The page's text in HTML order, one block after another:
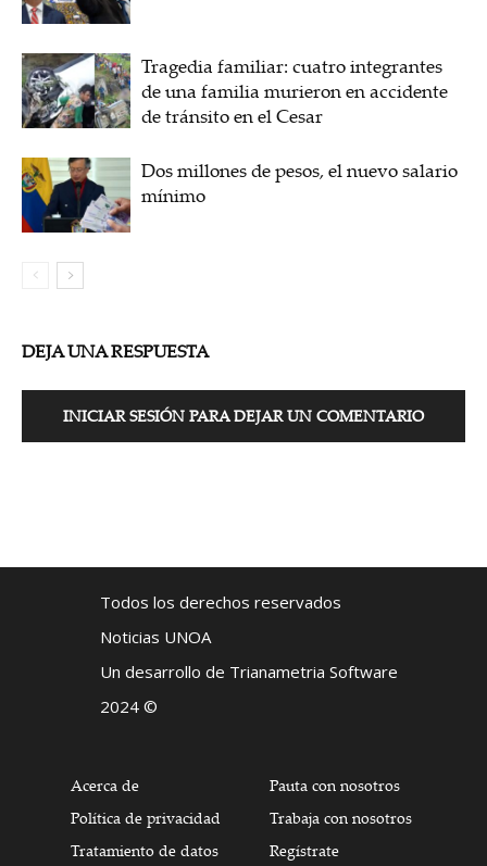
Tragedia familiar: cuatro integrantes
de una familia murieron en accidente
de tránsito en el Cesar
Dos millones de pesos, el nuevo salario
mínimo
DEJA UNA RESPUESTA
INICIAR SESIÓN PARA DEJAR UN COMENTARIO
Todos los derechos reservados
Noticias UNOA
Un desarrollo de Trianametria Software
2024 ©
Acerca de
Política de privacidad
Tratamiento de datos
Pauta con nosotros
Trabaja con nosotros
Regístrate